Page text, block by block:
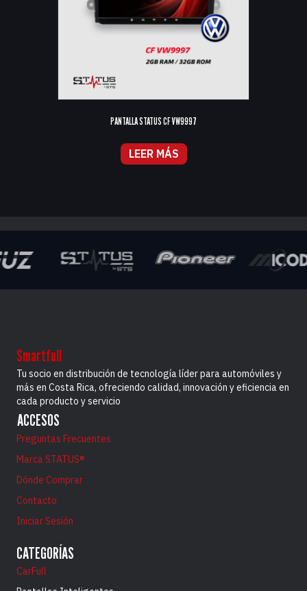
PANTALLA STATUS CF VW9997
LEER MÁS
Smartfull
Tu socio en distribución de tecnología líder para automóviles y
más en Costa Rica, ofreciendo calidad, innovación y eficiencia en
cada producto y servicio
ACCESOS
Preguntas Frecuentes
Marca STATUS®
Dónde Comprar
Contacto
Iniciar Sesión
CATEGORÍAS
CarFull